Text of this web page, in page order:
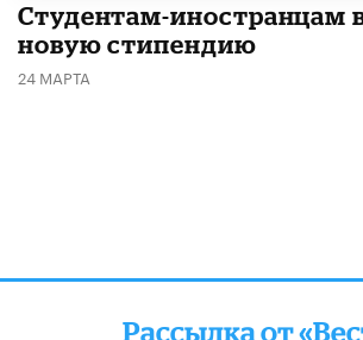
Студентам-иностранцам
новую стипендию
24 МАРТА
Рассылка от